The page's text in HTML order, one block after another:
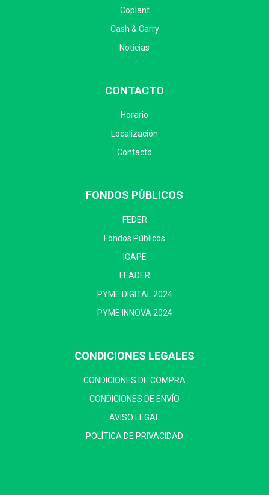
Coplant
Cash & Carry
Noticias
CONTACTO
Horario
Localización
Contacto
FONDOS PÚBLICOS
FEDER
Fondos Públicos
IGAPE
FEADER
PYME DIGITAL 2024
PYME INNOVA 2024
CONDICIONES LEGALES
CONDICIONES DE COMPRA
CONDICIONES DE ENVÍO
AVISO LEGAL
POLÍTICA DE PRIVACIDAD